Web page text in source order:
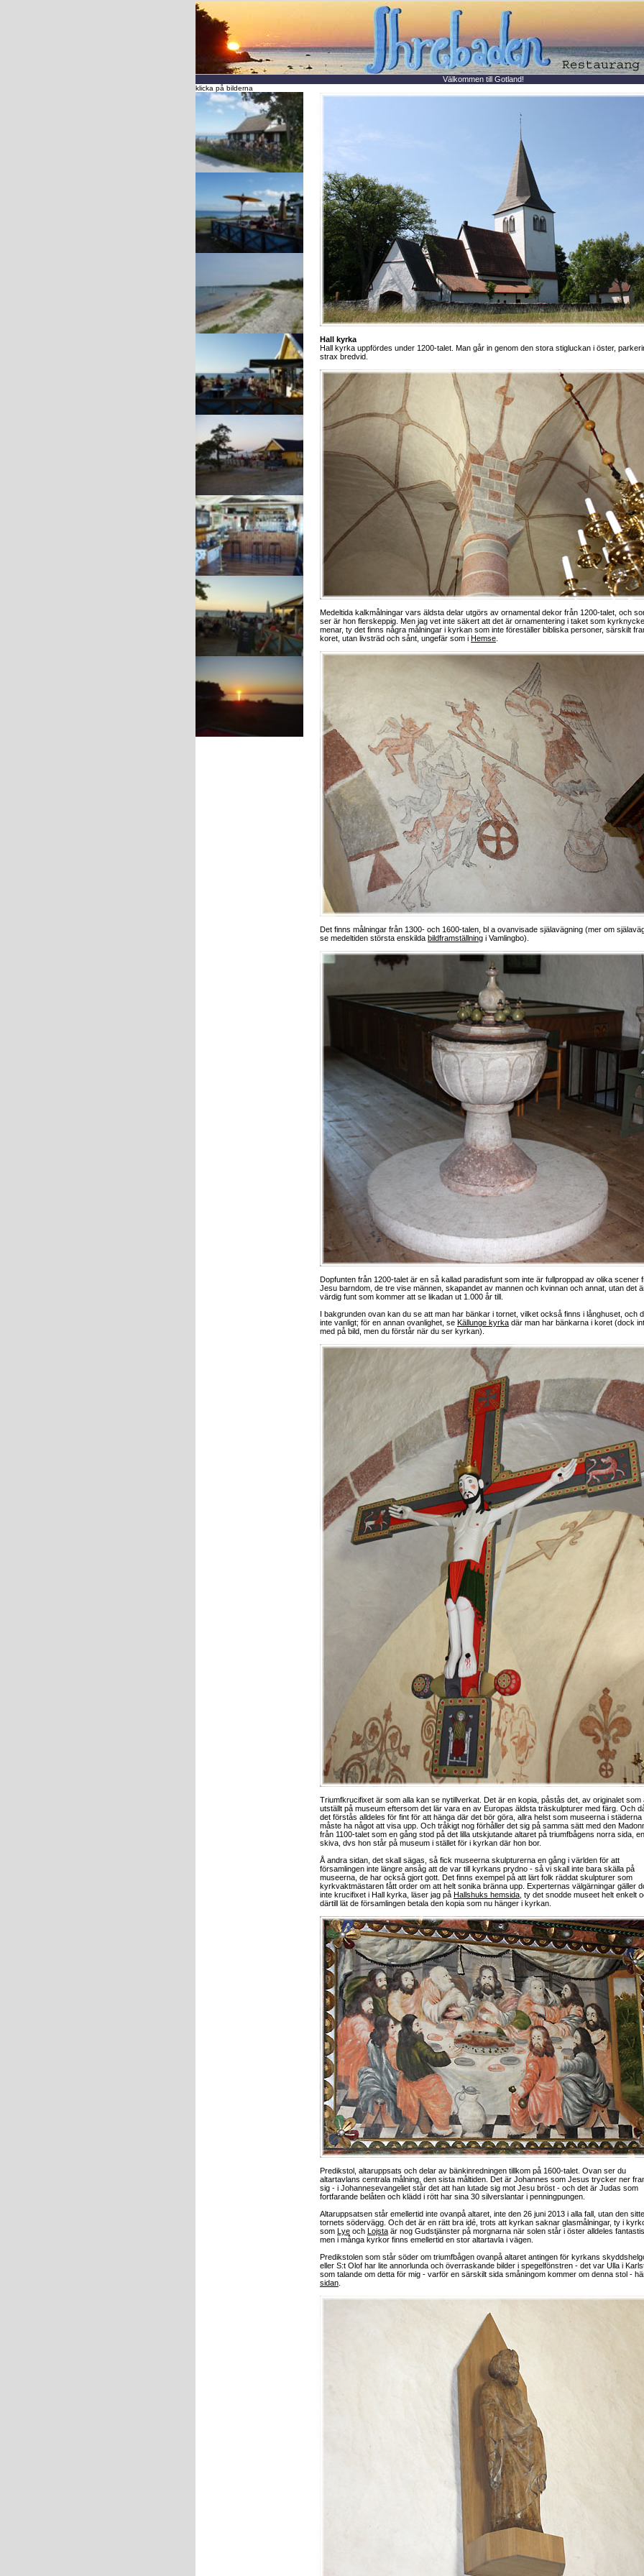
Välkommen till Gotland!
klicka på bilderna
Hall kyrka
Hall kyrka uppfördes under 1200-talet. Man går in genom den stora stigluckan i öster,
strax bredvid.
Medeltida kalkmålningar vars äldsta delar utgörs av ornamental dekor från 1200-talet, och
ser är hon flerskeppig. Men jag vet inte säkert att det är ornamentering i taket som
menar, ty det finns några målningar i kyrkan som inte föreställer bibliska personer, särskilt
koret, utan livsträd och sånt, ungefär som i Hemse
Det finns målningar från 1300- och 1600-talen, bl a ovanvisade själavägning (mer om
se medeltiden största enskilda bildframställning i Vamlingbo).
Dopfunten från 1200-talet är en så kallad paradisfunt som inte är fullproppad av olika scener
Jesu barndom, de tre vise männen, skapandet av mannen och kvinnan och annat, utan det
värdig funt som kommer att se likadan ut 1.000 år till.
I bakgrunden ovan kan du se att man har bänkar i tornet, vilket också finns i långhuset, och
inte vanligt; för en annan ovanlighet, se Källunge kyrka där man har bänkarna i koret (dock
med på bild, men du förstår när du ser kyrkan).
Triumfkrucifixet är som alla kan se nytillverkat. Det är en kopia, påstås det, av originalet som
utställt på museum eftersom det lär vara en av Europas äldsta träskulpturer med färg. Och
det förstås alldeles för fint för att hänga där det bör göra, allra helst som museerna i städerna
måste ha något att visa upp. Och tråkigt nog förhåller det sig på samma sätt med den
från 1100-talet som en gång stod på det lilla utskjutande altaret på triumfbågens norra sida, en
skiva, dvs hon står på museum i stället för i kyrkan där hon bor.
Å andra sidan, det skall sägas, så fick museerna skulpturerna en gång i världen för att
församlingen inte längre ansåg att de var till kyrkans prydno - så vi skall inte bara skälla på
museerna, de har också gjort gott. Det finns exempel på att lärt folk räddat skulpturer som
kyrkvaktmästaren fått order om att helt sonika bränna upp. Experternas välgärningar gäller
inte krucifixet i Hall kyrka, läser jag på Hallshuks hemsida , ty det snodde museet helt enkelt
därtill lät de församlingen betala den kopia som nu hänger i kyrkan.
Predikstol, altaruppsats och delar av bänkinredningen tillkom på 1600-talet. Ovan ser du
altartavlans centrala målning, den sista måltiden. Det är Johannes som Jesus trycker ner
sig - i Johannesevangeliet står det att han lutade sig mot Jesu bröst - och det är Judas som
fortfarande belåten och klädd i rött har sina 30 silverslantar i penningpungen.
Altaruppsatsen står emellertid inte ovanpå altaret, inte den 26 juni 2013 i alla fall, utan den
tornets södervägg. Och det är en rätt bra idé, trots att kyrkan saknar glasmålningar, ty i
som Lye och Lojsta är nog Gudstjänster på morgnarna när solen står i öster alldeles
men i många kyrkor finns emellertid en stor altartavla i vägen.
Predikstolen som står söder om triumfbågen ovanpå altaret antingen för kyrkans
eller S:t Olof har lite annorlunda och överraskande bilder i spegelfönstren - det var Ulla i
som talande om detta för mig - varför en särskilt sida småningom kommer om denna stol -
sidan